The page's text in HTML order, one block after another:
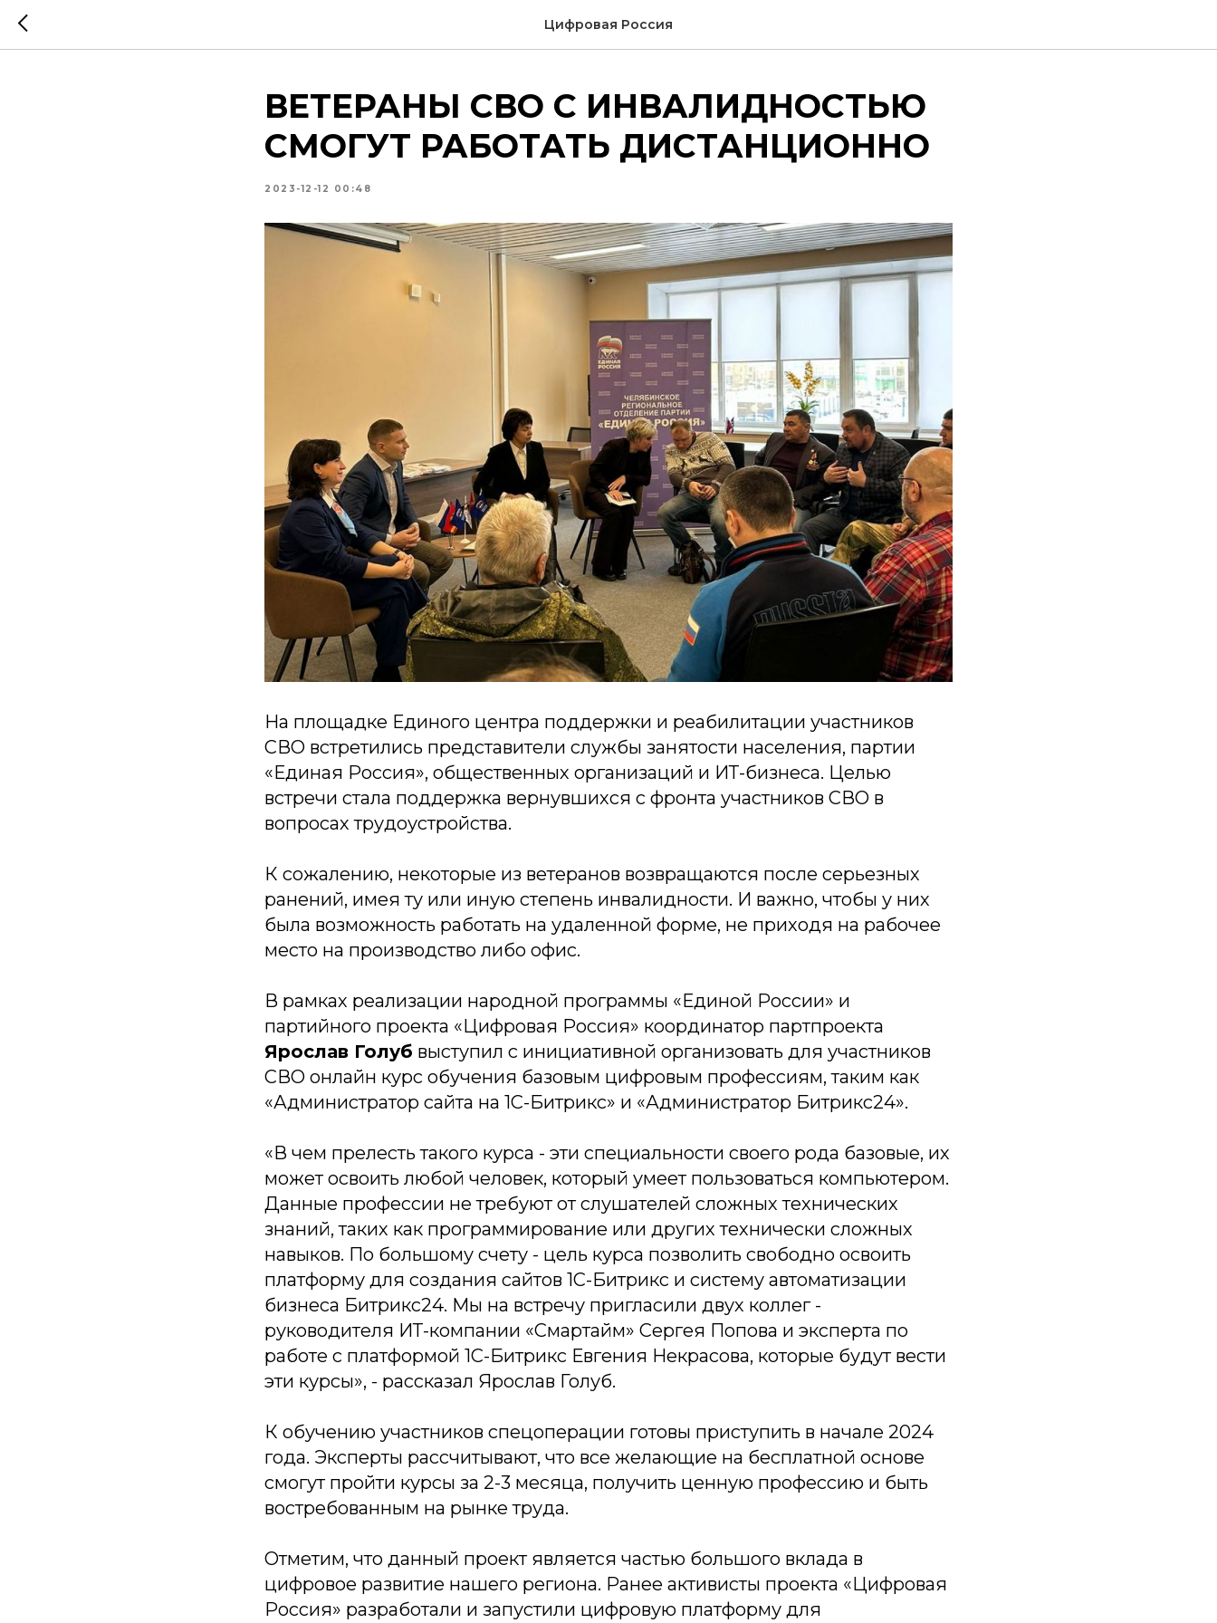
Цифровая Россия
ВЕТЕРАНЫ СВО С ИНВАЛИДНОСТЬЮ
СМОГУТ РАБОТАТЬ ДИСТАНЦИОННО
2023-12-12 00:48
На площадке Единого центра поддержки и реабилитации участников
СВО встретились представители службы занятости населения, партии
«Единая Россия», общественных организаций и ИТ-бизнеса. Целью
встречи стала поддержка вернувшихся с фронта участников СВО в
вопросах трудоустройства.
К сожалению, некоторые из ветеранов возвращаются после серьезных
ранений, имея ту или иную степень инвалидности. И важно, чтобы у них
была возможность работать на удаленной форме, не приходя на рабочее
место на производство либо офис.
В рамках реализации народной программы «Единой России» и
партийного проекта «Цифровая Россия» координатор партпроекта
Ярослав Голуб выступил с инициативной организовать для участников
СВО онлайн курс обучения базовым цифровым профессиям, таким как
«Администратор сайта на 1С-Битрикс» и «Администратор Битрикс24».
«В чем прелесть такого курса - эти специальности своего рода базовые, их
может освоить любой человек, который умеет пользоваться компьютером.
Данные профессии не требуют от слушателей сложных технических
знаний, таких как программирование или других технически сложных
навыков. По большому счету - цель курса позволить свободно освоить
платформу для создания сайтов 1С-Битрикс и систему автоматизации
бизнеса Битрикс24. Мы на встречу пригласили двух коллег -
руководителя ИТ-компании «Смартайм» Сергея Попова и эксперта по
работе с платформой 1С-Битрикс Евгения Некрасова, которые будут вести
эти курсы», - рассказал Ярослав Голуб.
К обучению участников спецоперации готовы приступить в начале 2024
года. Эксперты рассчитывают, что все желающие на бесплатной основе
смогут пройти курсы за 2-3 месяца, получить ценную профессию и быть
востребованным на рынке труда.
Отметим, что данный проект является частью большого вклада в
цифровое развитие нашего региона. Ранее активисты проекта «Цифровая
Россия» разработали и запустили цифровую платформу для